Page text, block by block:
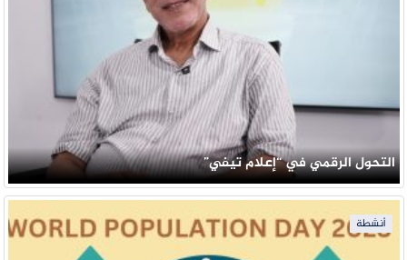
التحول الرقمي في “إعلام تيفي”
أنشطة